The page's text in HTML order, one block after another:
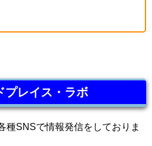
プレイス・ラボ
種SNSで情報発信をしておりま